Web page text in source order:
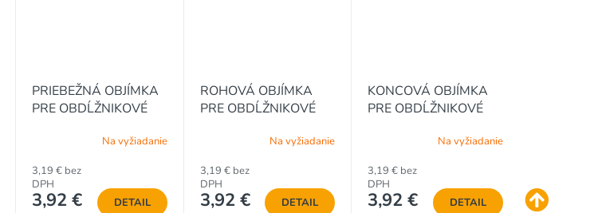
PRIEBEŽNÁ OBJÍMKA
PRE OBDĹŽNIKOVÉ
POZINKOVANÁNa vyžiadanie
3,19 € bez
DPH
3,92 € DETAIL
ROHOVÁ OBJÍMKA
PRE OBDĹŽNIKOVÉ
POZINKOVANÁNa vyžiadanie
3,19 € bez
DPH
3,92 € DETAIL
KONCOVÁ OBJÍMKA
PRE OBDĹŽNIKOVÉ
POZINKOVANÁNa vyžiadanie
3,19 € bez
DPH
3,92 € DETAIL